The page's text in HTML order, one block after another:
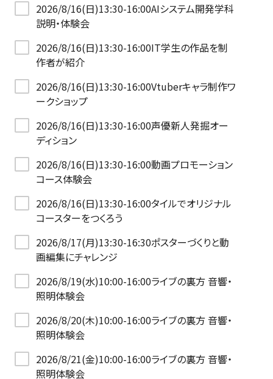
2026/8/16(日)13:30-16:00AIシステム開発学科
説明・体験会
2026/8/16(日)13:30-16:00IT学生の作品を制
作者が紹介
2026/8/16(日)13:30-16:00Vtuberキャラ制作ワ
ークショップ
2026/8/16(日)13:30-16:00声優新人発掘オー
ディション
2026/8/16(日)13:30-16:00動画プロモーション
コース体験会
2026/8/16(日)13:30-16:00タイルでオリジナル
コースターをつくろう
2026/8/17(月)13:30-16:30ポスターづくりと動
画編集にチャレンジ
2026/8/19(水)10:00-16:00ライブの裏方 音響・
照明体験会
2026/8/20(木)10:00-16:00ライブの裏方 音響・
照明体験会
2026/8/21(金)10:00-16:00ライブの裏方 音響・
照明体験会